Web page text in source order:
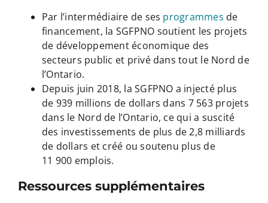
Par l’intermédiaire de ses programmes de
financement, la SGFPNO soutient les projets
de développement économique des
secteurs public et privé dans tout le Nord de
l’Ontario.
Depuis juin 2018, la SGFPNO a injecté plus
de 939 millions de dollars dans 7 563 projets
dans le Nord de l’Ontario, ce qui a suscité
des investissements de plus de 2,8 milliards
de dollars et créé ou soutenu plus de
11 900 emplois.
Ressources supplémentaires